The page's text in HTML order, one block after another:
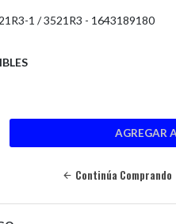
1 / 3521R3 - 1643189180
Continúa Comprando